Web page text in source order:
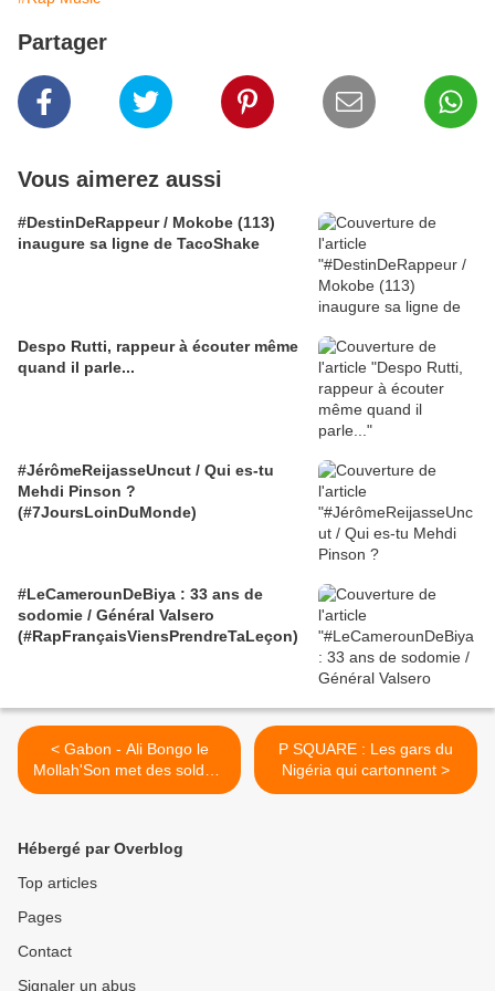
Partager
Vous aimerez aussi
#DestinDeRappeur / Mokobe (113)
inaugure sa ligne de TacoShake
Despo Rutti, rappeur à écouter même
quand il parle...
#JérômeReijasseUncut / Qui es-tu
Mehdi Pinson ?
(#7JoursLoinDuMonde)
#LeCamerounDeBiya : 33 ans de
sodomie / Général Valsero
(#RapFrançaisViensPrendreTaLeçon)
< Gabon - Ali Bongo le
Mollah'Son met des soldats
partout !
P SQUARE : Les gars du
Nigéria qui cartonnent >
Hébergé par Overblog
Top articles
Pages
Contact
Signaler un abus